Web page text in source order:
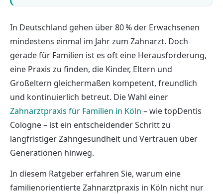
In Deutschland gehen über 80 % der Erwachsenen
mindestens einmal im Jahr zum Zahnarzt. Doch
gerade für Familien ist es oft eine Herausforderung,
eine Praxis zu finden, die Kinder, Eltern und
Großeltern gleichermaßen kompetent, freundlich
und kontinuierlich betreut. Die Wahl einer
Zahnarztpraxis für Familien in Köln – wie topDentis
Cologne – ist ein entscheidender Schritt zu
langfristiger Zahngesundheit und Vertrauen über
Generationen hinweg.
In diesem Ratgeber erfahren Sie, warum eine
familienorientierte Zahnarztpraxis in Köln nicht nur